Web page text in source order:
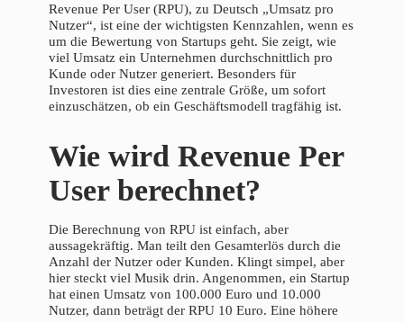
Revenue Per User (RPU), zu Deutsch „Umsatz pro
Nutzer“, ist eine der wichtigsten Kennzahlen, wenn es
um die Bewertung von Startups geht. Sie zeigt, wie
viel Umsatz ein Unternehmen durchschnittlich pro
Kunde oder Nutzer generiert. Besonders für
Investoren ist dies eine zentrale Größe, um sofort
einzuschätzen, ob ein Geschäftsmodell tragfähig ist.
Wie wird Revenue Per
User berechnet?
Die Berechnung von RPU ist einfach, aber
aussagekräftig. Man teilt den Gesamterlös durch die
Anzahl der Nutzer oder Kunden. Klingt simpel, aber
hier steckt viel Musik drin. Angenommen, ein Startup
hat einen Umsatz von 100.000 Euro und 10.000
Nutzer, dann beträgt der RPU 10 Euro. Eine höhere